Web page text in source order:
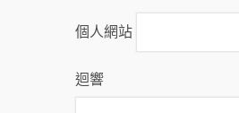
個人網站
迴響